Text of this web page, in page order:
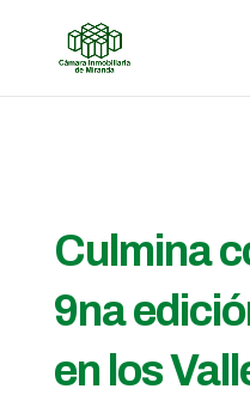
Culmina
9na
en los